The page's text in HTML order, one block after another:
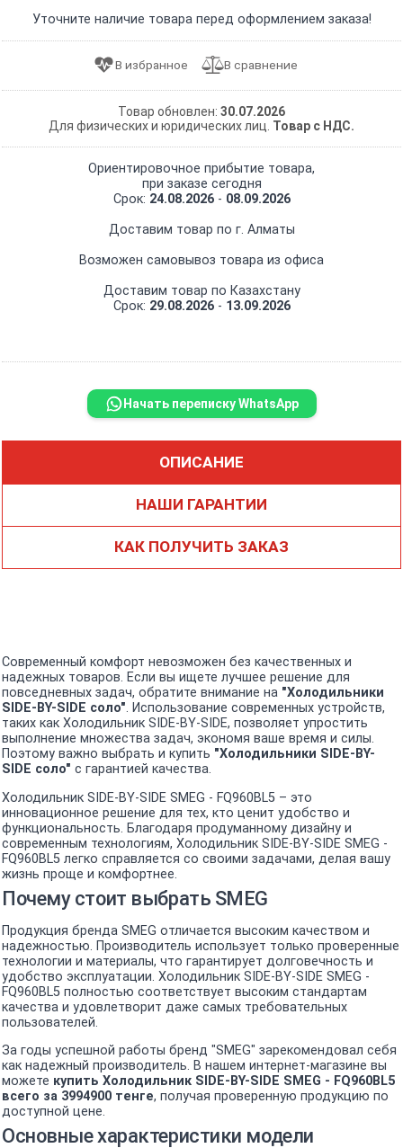
Уточните наличие товара перед оформлением заказа!
Товар обновлен: 30.07.2026
Для физических и юридических лиц. Товар с НДС.
Ориентировочное прибытие товара,
при заказе сегодня
Срок: 24.08.2026- 08.09.2026
Доставим товар по г. Алматы
Возможен самовывоз товара из офиса
Доставим товар по Казахстану
Срок: 29.08.2026- 13.09.2026
Начать переписку WhatsApp
ОПИСАНИЕ
НАШИ ГАРАНТИИ
КАК ПОЛУЧИТЬ ЗАКАЗ
Современный комфорт невозможен без качественных и
надежных товаров. Если вы ищете лучшее решение для
повседневных задач, обратите внимание на "Холодильники
SIDE-BY-SIDE соло". Использование современных устройств,
таких как Холодильник SIDE-BY-SIDE, позволяет упростить
выполнение множества задач, экономя ваше время и силы.
Поэтому важно выбрать и купить "Холодильники SIDE-BY-
SIDE соло" с гарантией качества.
Холодильник SIDE-BY-SIDE SMEG - FQ960BL5 – это
инновационное решение для тех, кто ценит удобство и
функциональность. Благодаря продуманному дизайну и
современным технологиям, Холодильник SIDE-BY-SIDE SMEG -
FQ960BL5 легко справляется со своими задачами, делая вашу
жизнь проще и комфортнее.
Почему стоит выбрать SMEG
Продукция бренда SMEG отличается высоким качеством и
надежностью. Производитель использует только проверенные
технологии и материалы, что гарантирует долговечность и
удобство эксплуатации. Холодильник SIDE-BY-SIDE SMEG -
FQ960BL5 полностью соответствует высоким стандартам
качества и удовлетворит даже самых требовательных
пользователей.
За годы успешной работы бренд "SMEG" зарекомендовал себя
как надежный производитель. В нашем интернет-магазине вы
можете купить Холодильник SIDE-BY-SIDE SMEG - FQ960BL5
всего за 3994900 тенге, получая проверенную продукцию по
доступной цене.
Основные характеристики модели